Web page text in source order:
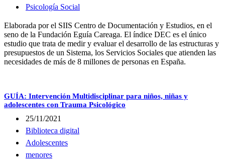
Psicología Social
Elaborada por el SIIS Centro de Documentación y Estudios, en el
seno de la Fundación Eguía Careaga. El índice DEC es el único
estudio que trata de medir y evaluar el desarrollo de las estructuras y
presupuestos de un Sistema, los Servicios Sociales que atienden las
necesidades de más de 8 millones de personas en España.
GUÍA: Intervención Multidisciplinar para niños, niñas y
adolescentes con Trauma Psicológico
25/11/2021
Biblioteca digital
Adolescentes
menores